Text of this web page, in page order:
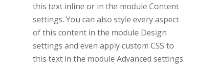
this text inline or in the module Content
settings. You can also style every aspect
of this content in the module Design
settings and even apply custom CSS to
this text in the module Advanced settings.